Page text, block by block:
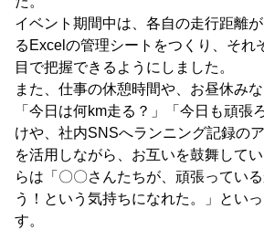
イベント期間中は、各自の走行距離
るExcelの管理シートをつくり、それ
目で把握できるようにしました。
また、仕事の休憩時間や、お昼休み
「今日は何km走る？」「今日も頑張
けや、社内SNSへランニング記録の
を活用しながら、お互いを鼓舞して
らは「〇〇さんたちが、頑張ってい
う！という気持ちになれた。」とい
す。